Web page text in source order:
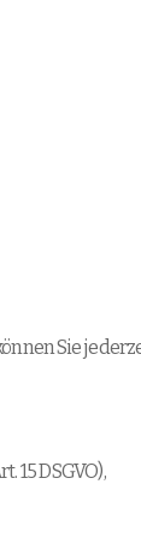
Sie
DSGVO),